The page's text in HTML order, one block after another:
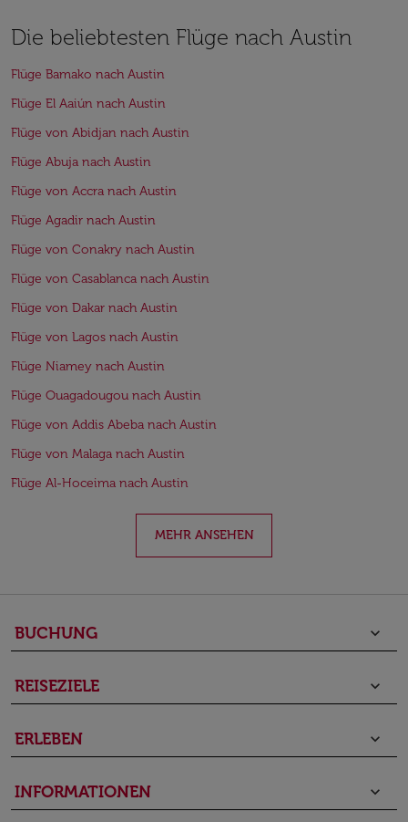
Die beliebtesten Flüge nach Austin
Flüge Bamako nach Austin
Flüge El Aaiún nach Austin
Flüge von Abidjan nach Austin
Flüge Abuja nach Austin
Flüge von Accra nach Austin
Flüge Agadir nach Austin
Flüge von Conakry nach Austin
Flüge von Casablanca nach Austin
Flüge von Dakar nach Austin
Flüge von Lagos nach Austin
Flüge Niamey nach Austin
Flüge Ouagadougou nach Austin
Flüge von Addis Abeba nach Austin
Flüge von Malaga nach Austin
Flüge Al-Hoceima nach Austin
MEHR ANSEHEN
BUCHUNG keyboard_arrow_down
REISEZIELE keyboard_arrow_down
ERLEBEN keyboard_arrow_down
INFORMATIONEN keyboard_arrow_down